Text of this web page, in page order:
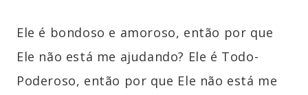
Ele é bondoso e amoroso, então por que
Ele não está me ajudando? Ele é Todo-
Poderoso, então por que Ele não está me